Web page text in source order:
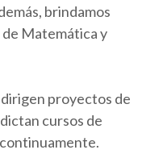
brindamos
Matemática y
proyectos de
cursos de